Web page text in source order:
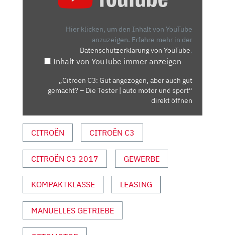
GEMACHT?
AUTO
MOTOR
UND
SPORT“
YOUTUBE
ANZEIGEN
Hier klicken, um den Inhalt von YouTube
anzuzeigen. Erfahre mehr in der
Datenschutzerklärung von YouTube.
Inhalt von YouTube immer anzeigen
„Citroen C3: Gut angezogen, aber auch gut
gemacht? – Die Tester | auto motor und sport“
direkt öffnen
CITROËN CITROËN C3
CITROËN C3 2017 GEWERBE
KOMPAKTKLASSE LEASING
MANUELLES GETRIEBE